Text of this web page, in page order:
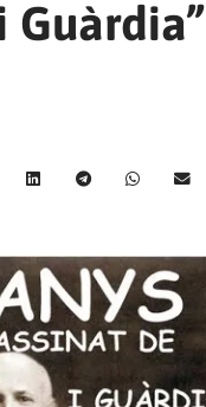
Guàrdia”